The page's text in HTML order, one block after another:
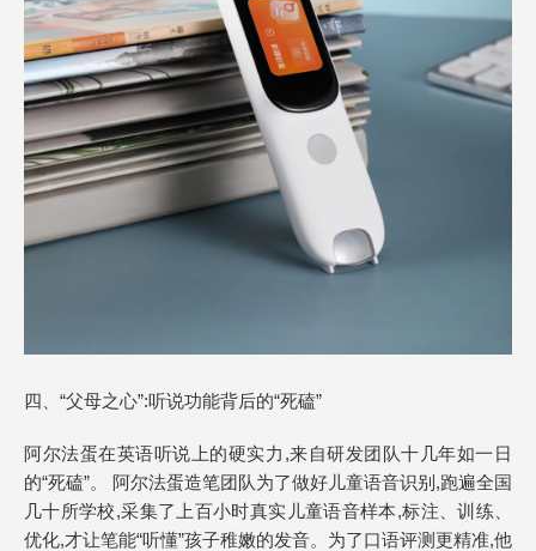
四、“父母之心”:听说功能背后的“死磕”
阿尔法蛋在英语听说上的硬实力,来自研发团队十几年如一日
的“死磕”。 阿尔法蛋造笔团队为了做好儿童语音识别,跑遍全国
几十所学校,采集了上百小时真实儿童语音样本,标注、训练、
优化,才让笔能“听懂”孩子稚嫩的发音。为了口语评测更精准,他